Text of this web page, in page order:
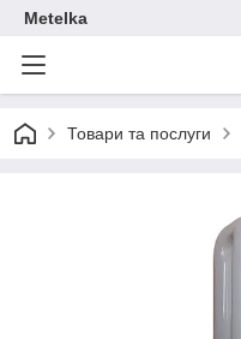
Metelka
Товари та послуги